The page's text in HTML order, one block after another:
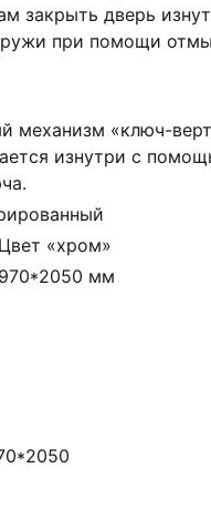
закрыть дверь
при помощи
механизм «ключ-
изнутри с
«хром»
мм